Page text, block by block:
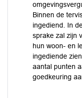
Binnen de
ingediend. In
sprake zal zijn
hun woon- en
ingediende
aantal punten
goedkeuring